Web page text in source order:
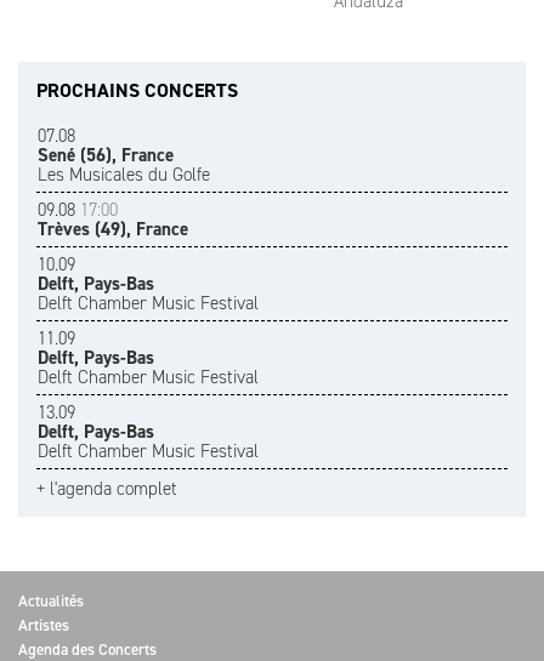
PROCHAINS CONCERTS
07.08
Sené (56), France
Les Musicales du Golfe
09.08 17:00
Trèves (49), France
10.09
Delft, Pays-Bas
Delft Chamber Music Festival
11.09
Delft, Pays-Bas
Delft Chamber Music Festival
13.09
Delft, Pays-Bas
Delft Chamber Music Festival
+ l'agenda complet
Actualités
Artistes
Agenda des Concerts